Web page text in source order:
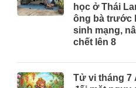
học ở Thái
ông bà trước
sinh mạng,
chết lên 8
Tử vi tháng 7